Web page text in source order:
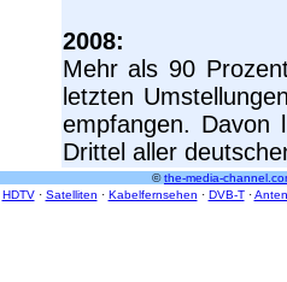
2008:
Mehr als 90
letzten
empfangen. Davon
Drittel aller
©the-media-
HDTV· Satelliten · Kabelfernsehen · DVB-T·